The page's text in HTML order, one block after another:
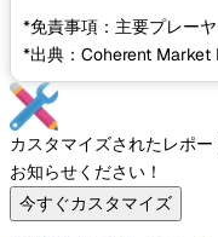
*免責事項：主要プレー
*出典：Coherent Market
カスタマイズされたレポ
お知らせください！
今すぐカスタマイズ